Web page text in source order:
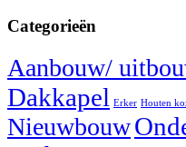
Categorieën
Aanbouw/
Dakkapel Erker Houten
Nieuwbouw